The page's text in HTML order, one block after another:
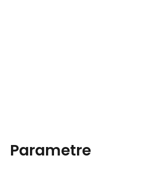
Parametre